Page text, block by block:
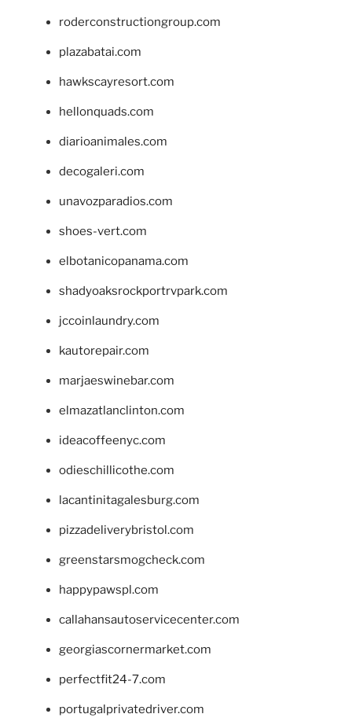
roderconstructiongroup.com
plazabatai.com
hawkscayresort.com
hellonquads.com
diarioanimales.com
decogaleri.com
unavozparadios.com
shoes-vert.com
elbotanicopanama.com
shadyoaksrockportrvpark.com
jccoinlaundry.com
kautorepair.com
marjaeswinebar.com
elmazatlanclinton.com
ideacoffeenyc.com
odieschillicothe.com
lacantinitagalesburg.com
pizzadeliverybristol.com
greenstarsmogcheck.com
happypawspl.com
callahansautoservicecenter.com
georgiascornermarket.com
perfectfit24-7.com
portugalprivatedriver.com